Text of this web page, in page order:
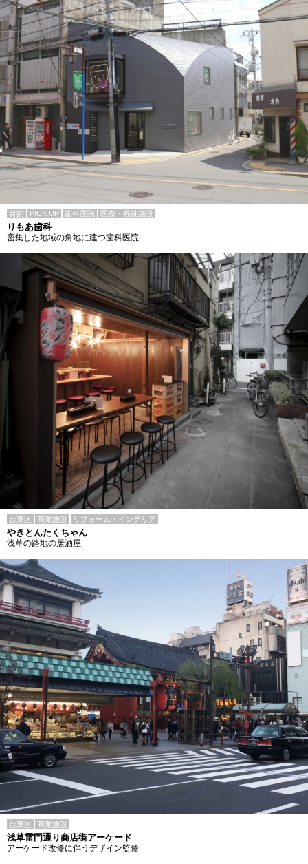
目的 PICK UP 歯科医院 医療・福祉施設
りもあ歯科
密集した地域の角地に建つ歯科医院
台東区 商業施設 リフォーム・インテリア
やきとんたくちゃん
浅草の路地の居酒屋
台東区 商業施設
浅草雷門通り商店街アーケード
アーケード改修に伴うデザイン監修